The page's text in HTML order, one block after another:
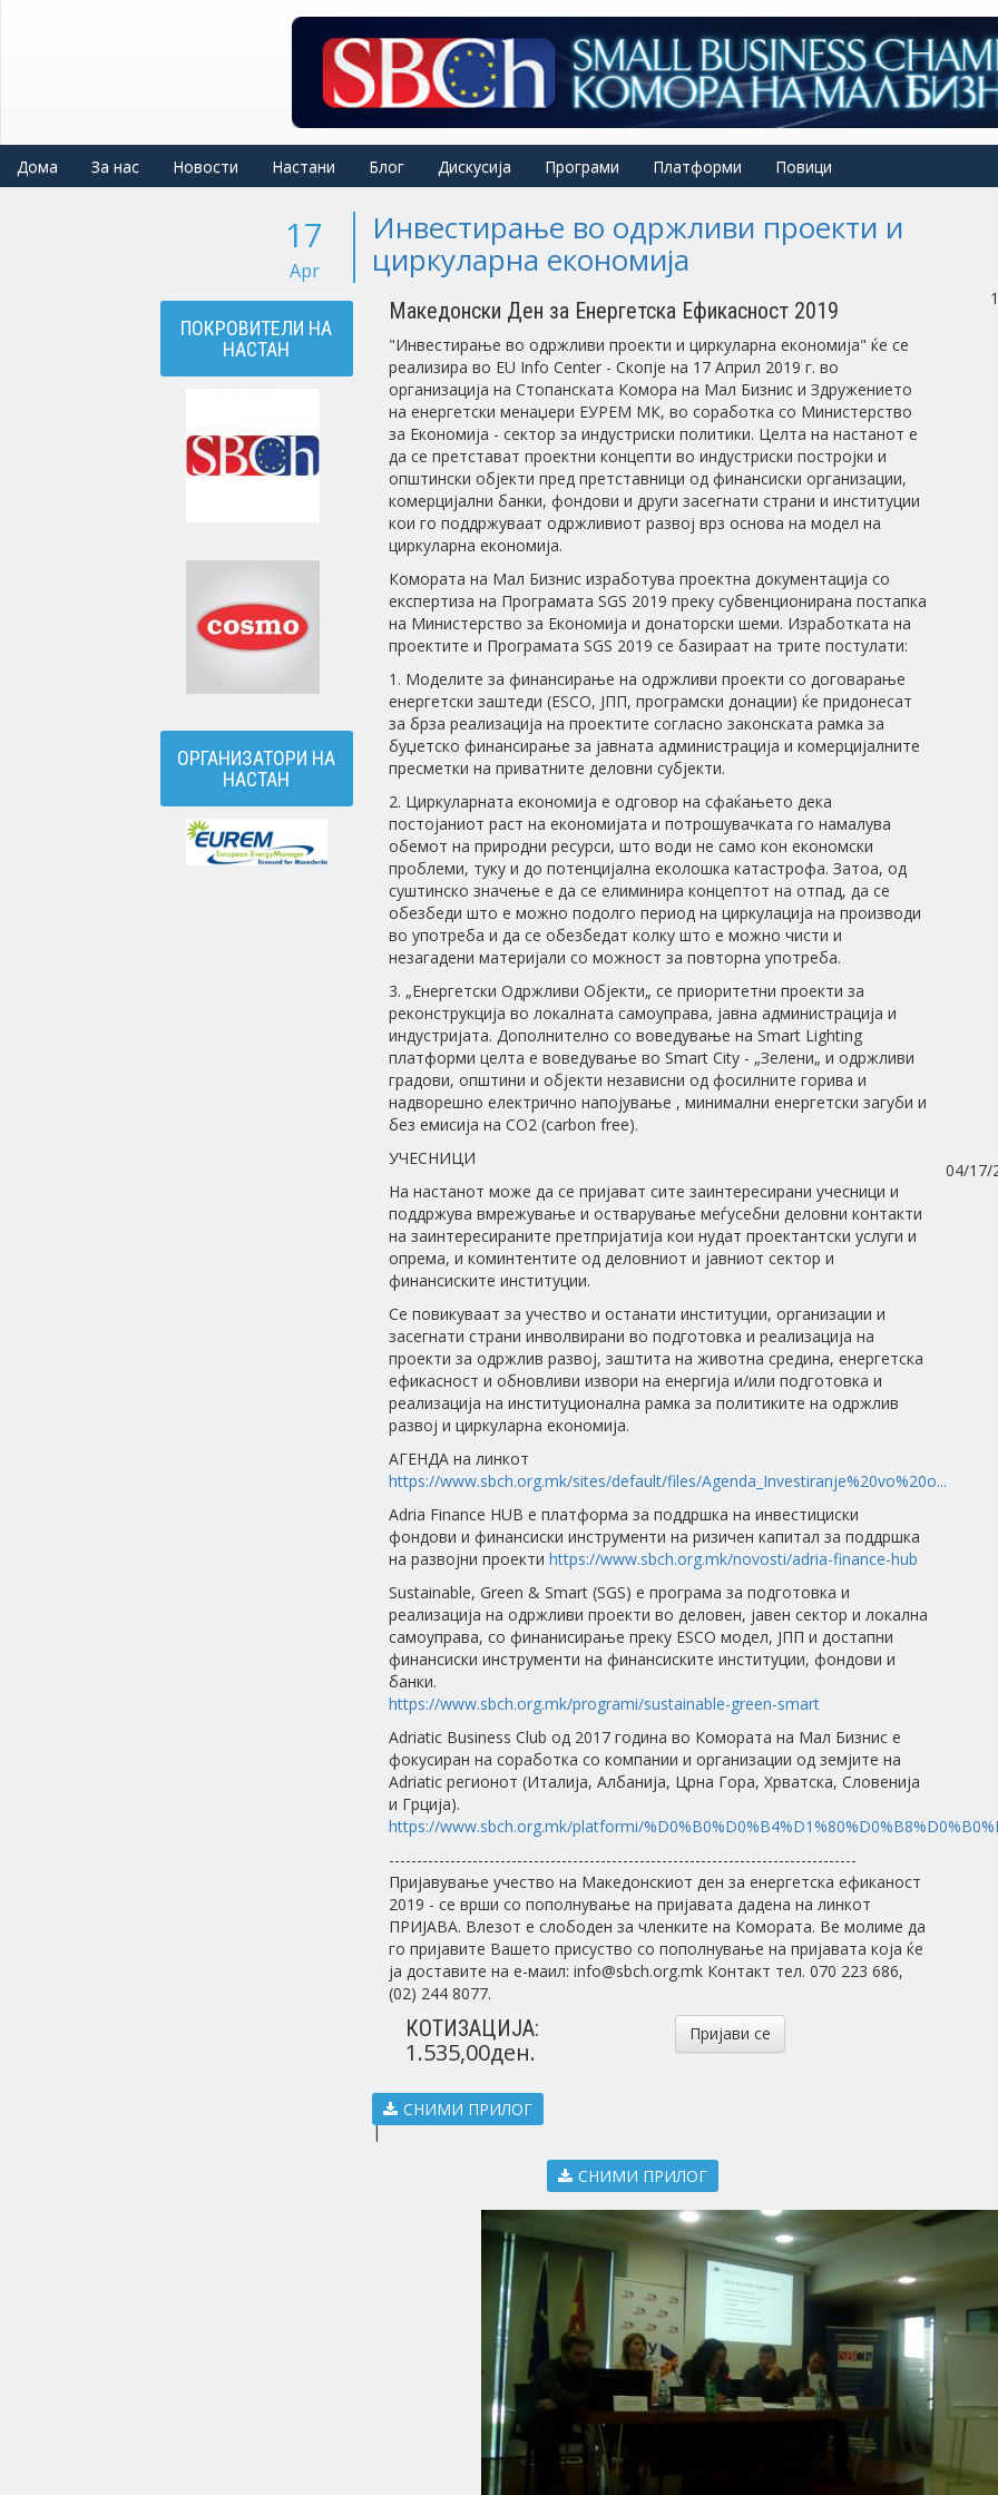
Дома За нас Новости Настани Блог Дискусија Програми Платформи Повици
17
Apr
Инвестирање во одржливи проекти и
циркуларна економија
ПОКРОВИТЕЛИ НА
НАСТАН
ОРГАНИЗАТОРИ НА
НАСТАН
Македонски Ден за Енергетска Ефикасност 2019
"Инвестирање во одржливи проекти и циркуларна економија" ќе се
реализира во EU Info Center - Скопје на 17 Април 2019 г. во
организација на Стопанската Комора на Мал Бизнис и Здружението
на енергетски менаџери ЕУРЕМ МК, во соработка со Министерство
за Економија - сектор за индустриски политики. Целта на настанот е
да се претстават проектни концепти во индустриски постројки и
општински објекти пред претставници од финансиски организации,
комерцијални банки, фондови и други засегнати страни и институции
кои го поддржуваат одржливиот развој врз основа на модел на
циркуларна економија.
Комората на Мал Бизнис изработува проектна документација со
експертиза на Програмата SGS 2019 преку субвенционирана постапка
на Министерство за Економија и донаторски шеми. Изработката на
проектите и Програмата SGS 2019 се базираат на трите постулати:
1. Моделите за финансирање на одржливи проекти со договарање
енергетски заштеди (ESCO, ЈПП, програмски донации) ќе придонесат
за брза реализација на проектите согласно законската рамка за
буџетско финансирање за јавната администрација и комерцијалните
пресметки на приватните деловни субјекти.
2. Циркуларната економија е одговор на сфаќањето дека
постојаниот раст на економијата и потрошувачката го намалува
обемот на природни ресурси, што води не само кон економски
проблеми, туку и до потенцијална еколошка катастрофа. Затоа, од
суштинско значење е да се елиминира концептот на отпад, да се
обезбеди што е можно подолго период на циркулација на производи
во употреба и да се обезбедат колку што е можно чисти и
незагадени материјали со можност за повторна употреба.
3. „Енергетски Одржливи Објекти„ се приоритетни проекти за
реконструкција во локалната самоуправа, јавна администрација и
индустријата. Дополнително со воведување на Smart Lighting
платформи целта е воведување во Smart City - „Зелени„ и одржливи
градови, општини и објекти независни од фосилните горива и
надворешно електрично напојување , минимални енергетски загуби и
без емисија на CO2 (carbon free).
УЧЕСНИЦИ
На настанот може да се пријават сите заинтересирани учесници и
поддржува вмрежување и остварување меѓусебни деловни контакти
на заинтересираните претпријатија кои нудат проектантски услуги и
опрема, и коминтентите од деловниот и јавниот сектор и
финансиските институции.
Се повикуваат за учество и останати институции, организации и
засегнати страни инволвирани во подготовка и реализација на
проекти за одржлив развој, заштита на животна средина, енергетска
ефикасност и обновливи извори на енергија и/или подготовка и
реализација на институционална рамка за политиките на одржлив
развој и циркуларна економија.
АГЕНДА на линкот
https://www.sbch.org.mk/sites/default/files/Agenda_Investiranje%20vo%20o...
Adria Finance HUB e платформа за поддршка на инвестициски
фондови и финансиски инструменти на ризичен капитал за поддршка
на развојни проекти https://www.sbch.org.mk/novosti/adria-finance-hub
Sustainable, Green & Smart (SGS) е програма за подготовка и
реализација на одржливи проекти во деловен, јавен сектор и локална
самоуправа, со финанисирање преку ESCO модел, ЈПП и достапни
финансиски инструменти на финансиските институции, фондови и
банки.
https://www.sbch.org.mk/programi/sustainable-green-smart
Adriatic Business Club од 2017 година во Комората на Мал Бизнис е
фокусиран на соработка со компании и организации од земјите на
Adriatic регионот (Италија, Албанија, Црна Гора, Хрватска, Словенија
и Грција).
https://www.sbch.org.mk/platformi/
------------------------------------------------------------------------------------
Пријавување учество на Македонскиот ден за енергетска ефиканост
2019 - се врши со пополнување на пријавата дадена на линкот
ПРИЈАВА. Влезот е слободен за членките на Комората. Ве молиме да
го пријавите Вашето присуство со пополнување на пријавата која ќе
ја доставите на е-маил: info@sbch.org.mk Контакт тел. 070 223 686,
(02) 244 8077.
КОТИЗАЦИЈА:
1.535,00ден.
Пријави се
СНИМИ ПРИЛОГ
|
СНИМИ ПРИЛОГ
04/17/